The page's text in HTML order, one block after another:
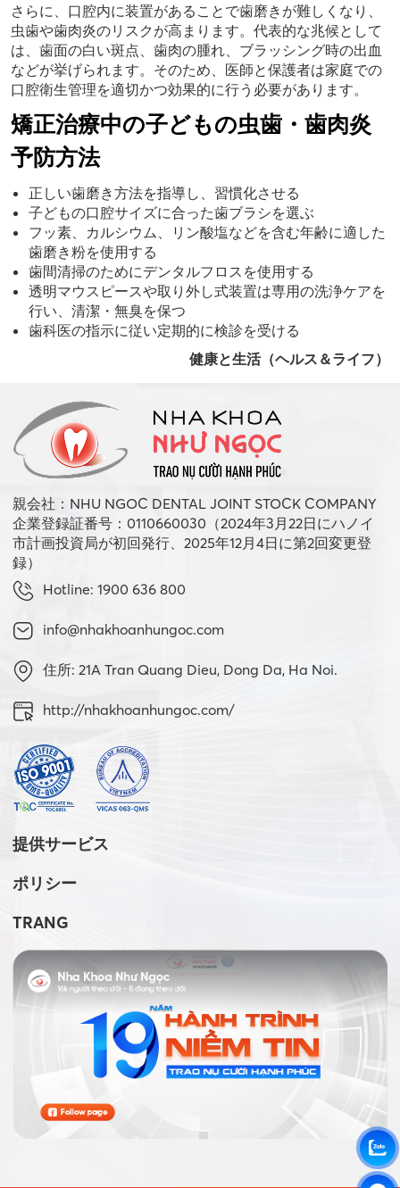
さらに、口腔内に装置があることで歯磨きが難しくなり、
虫歯や歯肉炎のリスクが高まります。代表的な兆候として
は、歯面の白い斑点、歯肉の腫れ、ブラッシング時の出血
などが挙げられます。そのため、医師と保護者は家庭での
口腔衛生管理を適切かつ効果的に行う必要があります。
矯正治療中の子どもの虫歯・歯肉炎
予防方法
正しい歯磨き方法を指導し、習慣化させる
子どもの口腔サイズに合った歯ブラシを選ぶ
フッ素、カルシウム、リン酸塩などを含む年齢に適した
歯磨き粉を使用する
歯間清掃のためにデンタルフロスを使用する
透明マウスピースや取り外し式装置は専用の洗浄ケアを
行い、清潔・無臭を保つ
歯科医の指示に従い定期的に検診を受ける
健康と生活（ヘルス＆ライフ）
親会社：NHU NGOC DENTAL JOINT STOCK COMPANY
企業登録証番号：0110660030（2024年3月22日にハノイ
市計画投資局が初回発行、2025年12月4日に第2回変更登
録）
Hotline: 1900 636 800
info@nhakhoanhungoc.com
住所: 21A Tran Quang Dieu, Dong Da, Ha Noi.
http://nhakhoanhungoc.com/
提供サービス
ポリシー
TRANG